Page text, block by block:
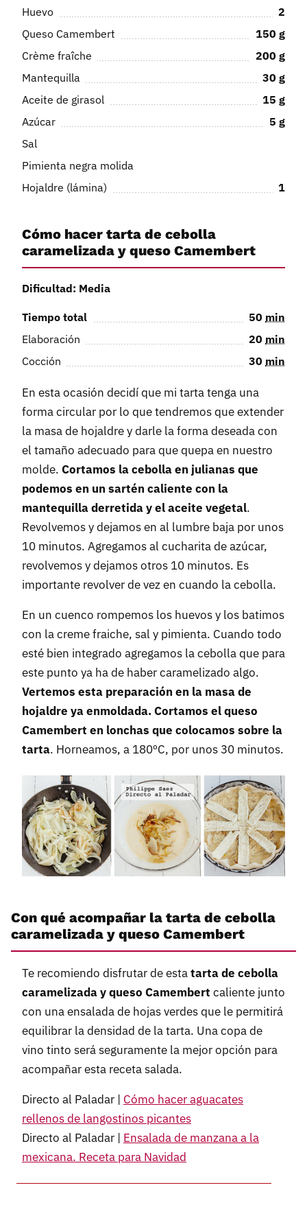
Huevo
2
Queso Camembert
150 g
Crème fraîche
200 g
Mantequilla
30 g
Aceite de girasol
15 g
Azúcar
5 g
Sal
Pimienta negra molida
Hojaldre (lámina)
1
Cómo hacer tarta de cebolla
caramelizada y queso Camembert
Dificultad: Media
Tiempo total 50 min
Elaboración
20 min
Cocción
30 min
En esta ocasión decidí que mi tarta tenga una
forma circular por lo que tendremos que extender
la masa de hojaldre y darle la forma deseada con
el tamaño adecuado para que quepa en nuestro
molde. Cortamos la cebolla en julianas que
podemos en un sartén caliente con la
mantequilla derretida y el aceite vegetal.
Revolvemos y dejamos en al lumbre baja por unos
10 minutos. Agregamos al cucharita de azúcar,
revolvemos y dejamos otros 10 minutos. Es
importante revolver de vez en cuando la cebolla.
En un cuenco rompemos los huevos y los batimos
con la creme fraiche, sal y pimienta. Cuando todo
esté bien integrado agregamos la cebolla que para
este punto ya ha de haber caramelizado algo.
Vertemos esta preparación en la masa de
hojaldre ya enmoldada. Cortamos el queso
Camembert en lonchas que colocamos sobre la
tarta. Horneamos, a 180ºC, por unos 30 minutos.
Con qué acompañar la tarta de cebolla
caramelizada y queso Camembert
Te recomiendo disfrutar de estatarta de cebolla
caramelizada y queso Camembert caliente junto
con una ensalada de hojas verdes que le permitirá
equilibrar la densidad de la tarta. Una copa de
vino tinto será seguramente la mejor opción para
acompañar esta receta salada.
Directo al Paladar | Cómo hacer aguacates
rellenos de langostinos picantes
Directo al Paladar | Ensalada de manzana a la
mexicana. Receta para Navidad